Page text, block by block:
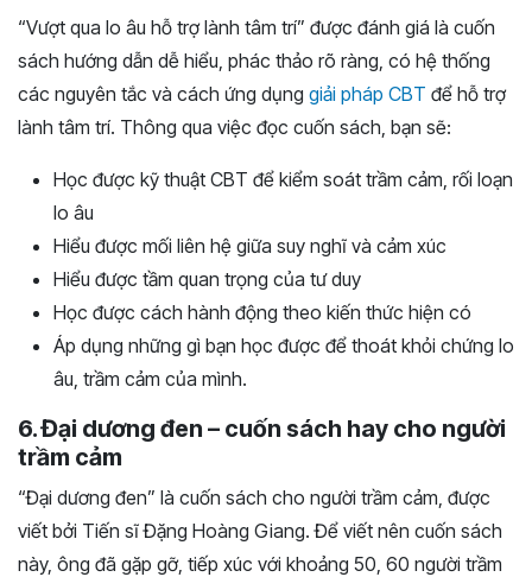
“Vượt qua lo âu hỗ trợ lành tâm trí” được đánh giá là cuốn
sách hướng dẫn dễ hiểu, phác thảo rõ ràng, có hệ thống
các nguyên tắc và cách ứng dụng giải pháp CBT để hỗ trợ
lành tâm trí. Thông qua việc đọc cuốn sách, bạn sẽ:
Học được kỹ thuật CBT để kiểm soát trầm cảm, rối loạn
lo âu
Hiểu được mối liên hệ giữa suy nghĩ và cảm xúc
Hiểu được tầm quan trọng của tư duy
Học được cách hành động theo kiến thức hiện có
Áp dụng những gì bạn học được để thoát khỏi chứng lo
âu, trầm cảm của mình.
6. Đại dương đen – cuốn sách hay cho người
trầm cảm
“Đại dương đen” là cuốn sách cho người trầm cảm, được
viết bởi Tiến sĩ Đặng Hoàng Giang. Để viết nên cuốn sách
này, ông đã gặp gỡ, tiếp xúc với khoảng 50, 60 người trầm